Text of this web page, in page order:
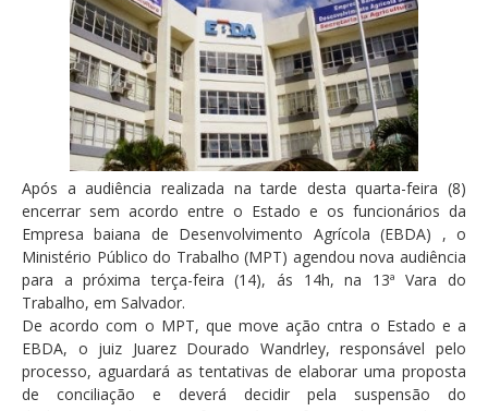
Após a audiência realizada na tarde desta quarta-feira (8)
encerrar sem acordo entre o Estado e os funcionários da
Empresa baiana de Desenvolvimento Agrícola (EBDA) , o
Ministério Público do Trabalho (MPT) agendou nova audiência
para a próxima terça-feira (14), ás 14h, na 13ª Vara do
Trabalho, em Salvador.
De acordo com o MPT, que move ação cntra o Estado e a
EBDA, o juiz Juarez Dourado Wandrley, responsável pelo
processo, aguardará as tentativas de elaborar uma proposta
de conciliação e deverá decidir pela suspensão do